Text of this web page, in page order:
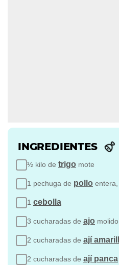
INGREDIENTES
½ kilo de trigo mote
1 pechuga de pollo
1 cebolla
3 cucharadas de ajo molido
2 cucharadas de ají
2 cucharadas de ají panca